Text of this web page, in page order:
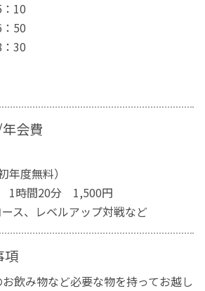
10
50
30
会費
度無料）
1時間20分 1,500円
ス、レベルアップ対戦など
項
飲み物など必要な物を持ってお越し